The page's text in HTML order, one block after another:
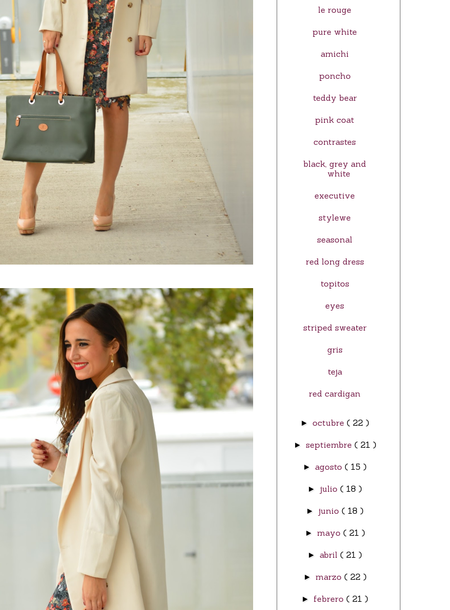
le rouge
pure white
amichi
poncho
teddy bear
pink coat
contrastes
black, grey and
white
executive
stylewe
seasonal
red long dress
topitos
eyes
striped sweater
gris
teja
red cardigan
►octubre( 22 )
► septiembre ( 21 )
►agosto( 15 )
► julio( 18 )
► junio( 18 )
► mayo ( 21 )
►abril( 21 )
► marzo ( 22 )
► febrero( 21 )